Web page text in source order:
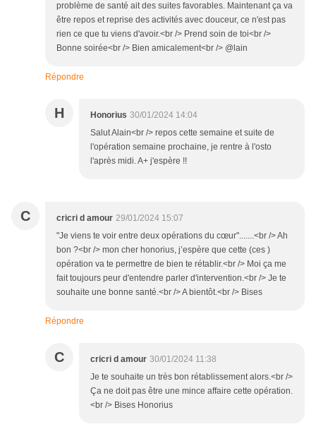
problème de santé ait des suites favorables. Maintenant ça va
être repos et reprise des activités avec douceur, ce n'est pas
rien ce que tu viens d'avoir.<br /> Prend soin de toi<br />
Bonne soirée<br /> Bien amicalement<br /> @lain
Répondre
H Honorius 30/01/2024 14:04
Salut Alain<br /> repos cette semaine et suite de
l'opération semaine prochaine, je rentre à l'osto
l'après midi. A+ j'espère !!
C cricri d amour 29/01/2024 15:07
"Je viens te voir entre deux opérations du cœur".......<br /> Ah
bon ?<br /> mon cher honorius, j’espère que cette (ces )
opération va te permettre de bien te rétablir.<br /> Moi ça me
fait toujours peur d'entendre parler d'intervention.<br /> Je te
souhaite une bonne santé.<br /> A bientôt.<br /> Bises
Répondre
C cricri d amour 30/01/2024 11:38
Je te souhaite un très bon rétablissement alors.<br />
Ça ne doit pas être une mince affaire cette opération.
<br /> Bises Honorius